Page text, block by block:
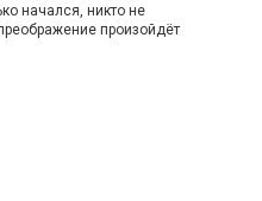
начался, никто не
произойдёт